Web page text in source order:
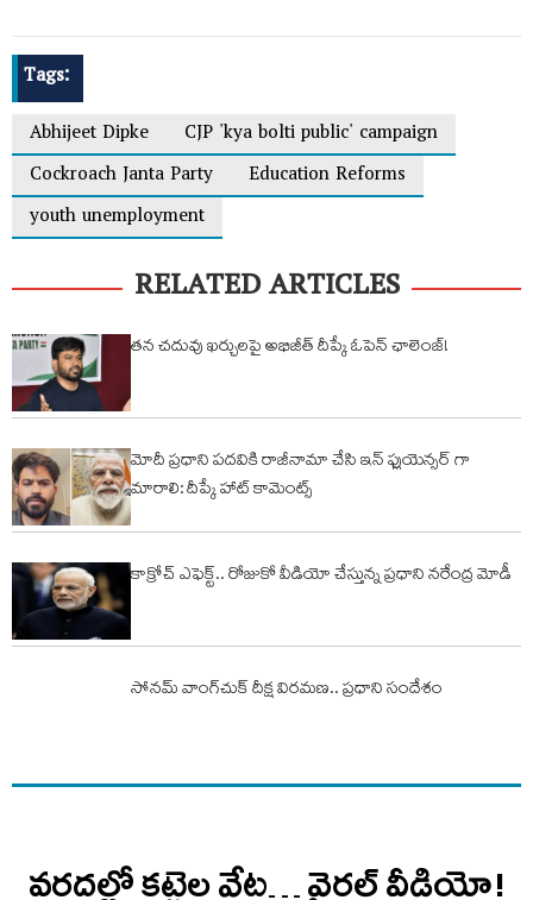
Tags:
Abhijeet Dipke
CJP 'kya bolti public' campaign
Cockroach Janta Party
Education Reforms
youth unemployment
RELATED ARTICLES
తన చదువు ఖర్చులపై అభిజీత్ దీప్కే ఓపెన్ ఛాలెంజ్!
మోదీ ప్రధాని పదవికి రాజీనామా చేసి ఇన్ ఫ్లుయెన్సర్ గా
మారాలి: దీప్కే హాట్ కామెంట్స్
కాక్రోచ్ ఎఫెక్ట్.. రోజుకో వీడియో చేస్తున్న ప్ర‌ధాని న‌రేంద్ర మోడీ
సోనమ్‌ వాంగ్‌చుక్‌ దీక్ష విరమణ.. ప్రధాని సందేశం
వరదల్లో కట్టెల వేట… వైరల్ వీడియో!